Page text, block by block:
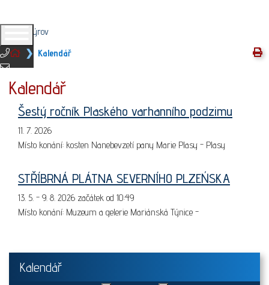
373 396 219
info@vyrov.cz
Kalendář
Kalendář
Šestý ročník Plaského varhanního podzimu
11. 7. 2026
Místo konání: kosten Nanebevzetí pany Marie Plasy - Plasy
STŘÍBRNÁ PLÁTNA SEVERNÍHO PLZEŃSKA
13. 5. - 9. 8. 2026 začátek od 10:49
Místo konání: Muzeum a gelerie Mariánská Týnice -
Kalendář